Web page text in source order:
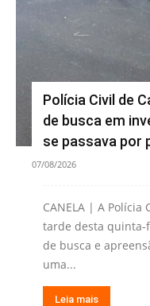
Polícia Civil de
de busca em
se passava por
07/08/2026
CANELA | A Polícia
tarde desta quinta-
de busca e
uma...
Leia mais